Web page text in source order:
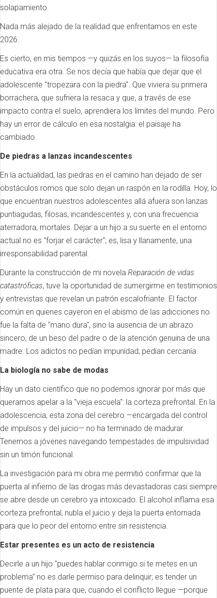
solapamiento.
Nada más alejado de la realidad que enfrentamos en este
2026.
Es cierto, en mis tiempos —y quizás en los suyos— la filosofía
educativa era otra. Se nos decía que había que dejar que el
adolescente "tropezara con la piedra". Que viviera su primera
borrachera, que sufriera la resaca y que, a través de ese
impacto contra el suelo, aprendiera los límites del mundo. Pero
hay un error de cálculo en esa nostalgia: el paisaje ha
cambiado.
De piedras a lanzas incandescentes
En la actualidad, las piedras en el camino han dejado de ser
obstáculos romos que solo dejan un raspón en la rodilla. Hoy, lo
que encuentran nuestros adolescentes allá afuera son lanzas
puntiagudas, filosas, incandescentes y, con una frecuencia
aterradora, mortales. Dejar a un hijo a su suerte en el entorno
actual no es "forjar el carácter"; es, lisa y llanamente, una
irresponsabilidad parental.
Durante la construcción de mi novela Reparación de vidas
catastróficas, tuve la oportunidad de sumergirme en testimonios
y entrevistas que revelan un patrón escalofriante. El factor
común en quienes cayeron en el abismo de las adicciones no
fue la falta de "mano dura", sino la ausencia de un abrazo
sincero, de un beso del padre o de la atención genuina de una
madre. Los adictos no pedían impunidad; pedían cercanía.
La biología no sabe de modas
Hay un dato científico que no podemos ignorar por más que
queramos apelar a la "vieja escuela": la corteza prefrontal. En la
adolescencia, esta zona del cerebro —encargada del control
de impulsos y del juicio— no ha terminado de madurar.
Tenemos a jóvenes navegando tempestades de impulsividad
sin un timón funcional.
La investigación para mi obra me permitió confirmar que la
puerta al infierno de las drogas más devastadoras casi siempre
se abre desde un cerebro ya intoxicado. El alcohol inflama esa
corteza prefrontal, nubla el juicio y deja la puerta entornada
para que lo peor del entorno entre sin resistencia.
Estar presentes es un acto de resistencia
Decirle a un hijo "puedes hablar conmigo si te metes en un
problema" no es darle permiso para delinquir; es tender un
puente de plata para que, cuando el conflicto llegue —porque